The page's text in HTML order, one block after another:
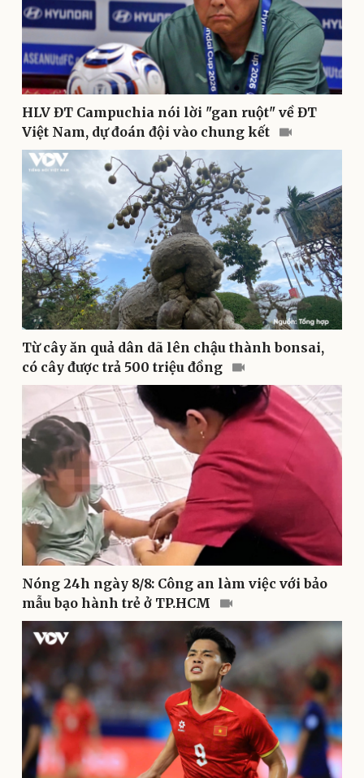
Doanh nghiệp
Thông tin doanh nghiệp
Doanh nghiệp 24h
Doanh nhân
Vì cộng đồng
Công nghệ
Sành điệu
Tin Công nghệ
Trải nghiệm
Chuyển đổi số
Sức khỏe
Dinh dưỡng - món ngon
Cây thuốc
Sản phụ khoa
Nhi khoa
Nam khoa
Làm đẹp - giảm cân
Phòng mạch online
Ăn sạch sống khỏe
Đời sống
Nhà đẹp
Blog
Tình yêu - Gia đình
HLV ĐT Campuchia nói lời "gan ruột" về ĐT
Việt Nam, dự đoán đội vào chung kết
Từ cây ăn quả dân dã lên chậu thành bonsai,
có cây được trả 500 triệu đồng
Nóng 24h ngày 8/8: Công an làm việc với bảo
mẫu bạo hành trẻ ở TP.HCM